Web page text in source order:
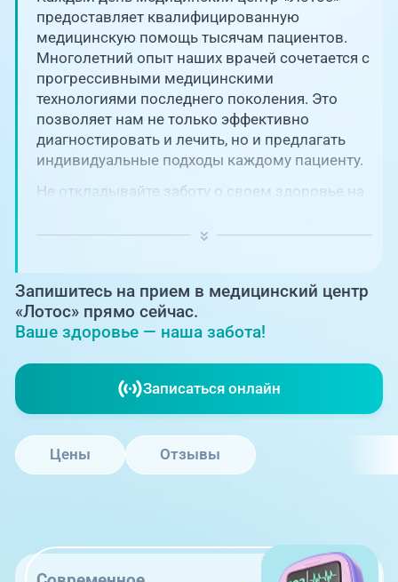
Блог врачей
Новости
Пациентам
PreventAGE
+7 (351) 220-03-03
Центр амбулаторной
онкологической помощи
+7 (7142) 927-003
Справочный телефон для
жителей Казахстана
предоставляет квалифицированную
медицинскую помощь тысячам пациентов.
Многолетний опыт наших врачей сочетается с
прогрессивными медицинскими
технологиями последнего поколения. Это
позволяет нам не только эффективно
диагностировать и лечить, но и предлагать
индивидуальные подходы каждому пациенту.
Не откладывайте заботу о своем здоровье на
ключевую роль в поддержании вашего
Запишитесь на прием в медицинский центр
«Лотос» прямо сейчас.
Ваше здоровье — наша забота!
Записаться онлайн
Цены Отзывы